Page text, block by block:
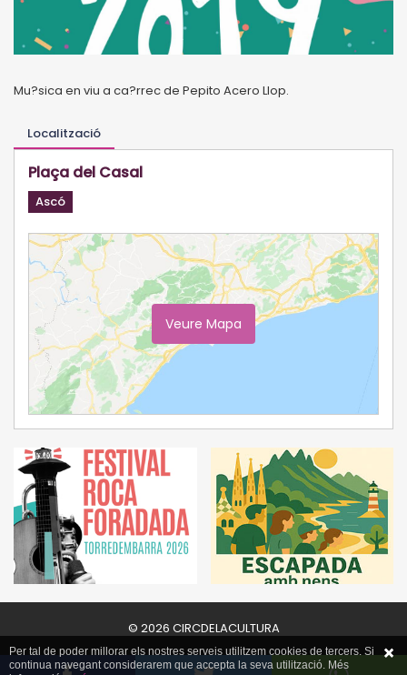
Mu?sica en viu a ca?rrec de Pepito Acero Llop.
Localització
Plaça del Casal
Ascó
Veure Mapa
© 2026 CIRCDELACULTURA
Per tal de poder millorar els nostres serveis utilitzem cookies de tercers. Si
continua navegant considerarem que accepta la seva utilització. Més